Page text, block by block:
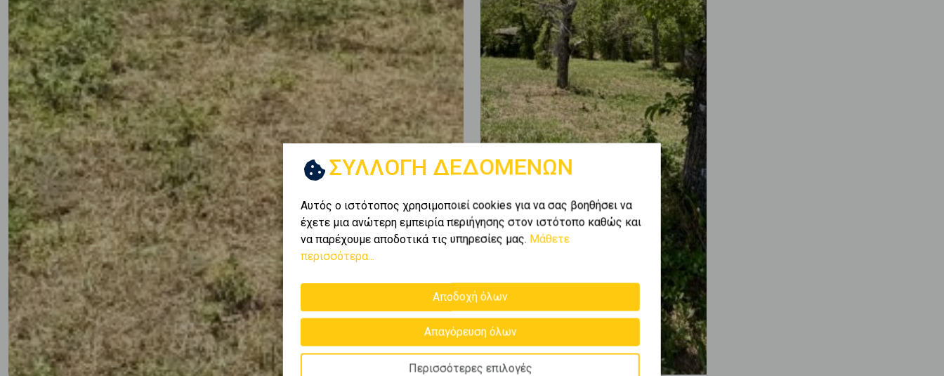
ΣΥΛΛΟΓΗ ΔΕΔΟΜΕΝΩΝ
Αυτός ο ιστότοπος χρησιμοποιεί cookies για να σας βοηθήσει να
έχετε μια ανώτερη εμπειρία περιήγησης στον ιστότοπο καθώς και
να παρέχουμε αποδοτικά τις υπηρεσίες μας. Μάθετε
περισσότερα...
Αποδοχή όλων
Απαγόρευση όλων
Περισσότερες επιλογές